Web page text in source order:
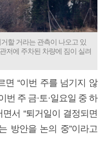
할 거라는 관측이 나오고 있
저에 주차된 차량에 짐이 실려
면 “이번 주를 넘기지 않
번 주 금·토·일요일 중 하
서 “퇴거일이 결정되면
방안을 논의 중”이라고